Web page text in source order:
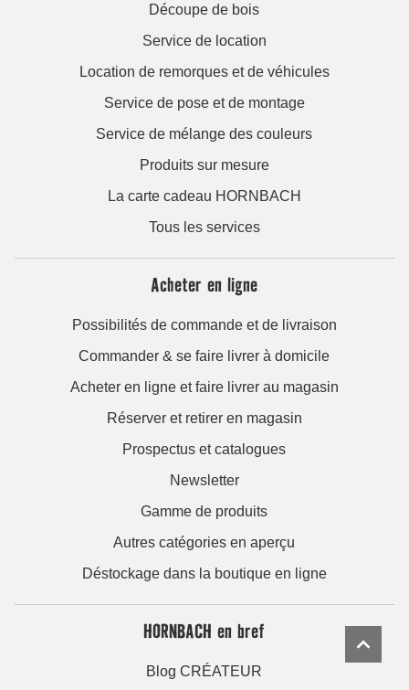
Découpe de bois
Service de location
Location de remorques et de véhicules
Service de pose et de montage
Service de mélange des couleurs
Produits sur mesure
La carte cadeau HORNBACH
Tous les services
Acheter en ligne
Possibilités de commande et de livraison
Commander & se faire livrer à domicile
Acheter en ligne et faire livrer au magasin
Réserver et retirer en magasin
Prospectus et catalogues
Newsletter
Gamme de produits
Autres catégories en aperçu
Déstockage dans la boutique en ligne
HORNBACH en bref
Blog CRÉATEUR